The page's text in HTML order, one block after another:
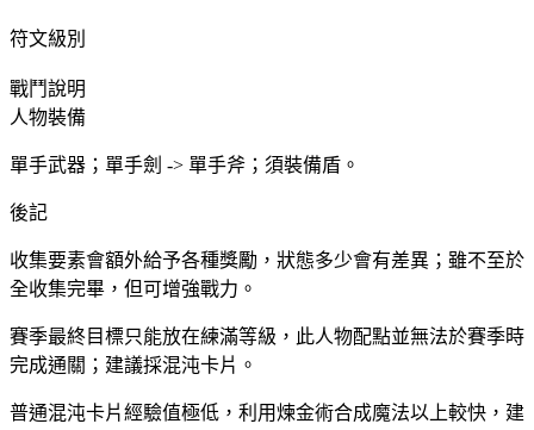
符文級別
戰鬥說明
人物裝備
單手武器；單手劍 -> 單手斧；須裝備盾。
後記
收集要素會額外給予各種獎勵，狀態多少會有差異；雖不至於
全收集完畢，但可增強戰力。
賽季最終目標只能放在練滿等級，此人物配點並無法於賽季時
完成通關；建議採混沌卡片。
普通混沌卡片經驗值極低，利用煉金術合成魔法以上較快，建